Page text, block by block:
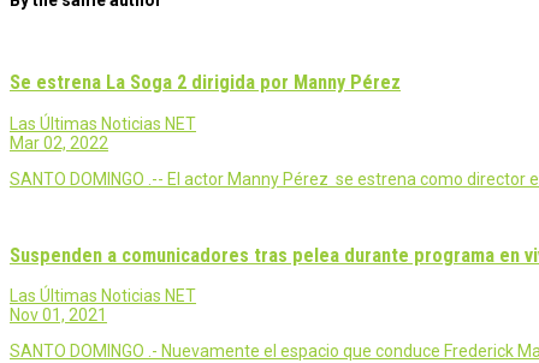
Se estrena La Soga 2 dirigida por Manny Pérez
Las Últimas Noticias NET
Mar 02, 2022
SANTO DOMINGO .-- El actor Manny Pérez se estrena como director
Suspenden a comunicadores tras pelea durante programa en
Las Últimas Noticias NET
Nov 01, 2021
SANTO DOMINGO .- Nuevamente el espacio que conduce Frederick